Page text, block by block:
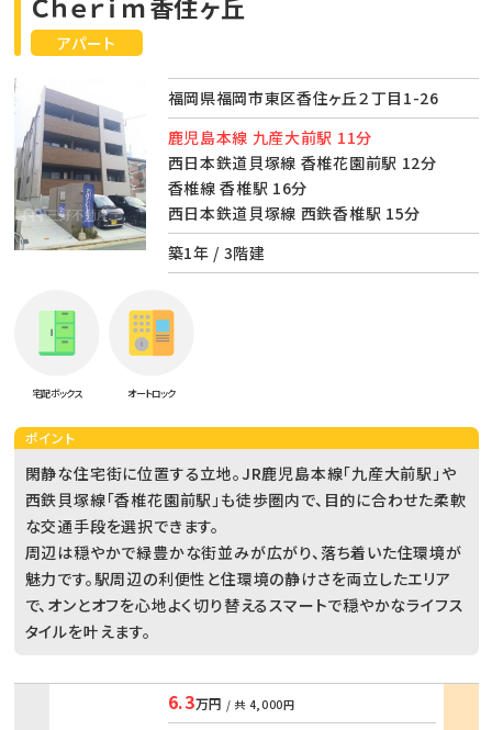
アパート
福岡県福岡市東区香住ヶ丘２丁目1-26
鹿児島本線 九産大前駅 11分
西日本鉄道貝塚線 香椎花園前駅 12分
香椎線 香椎駅 16分
西日本鉄道貝塚線 西鉄香椎駅 15分
築1年 / 3階建
宅配ボックス オートロック
ポイント
閑静な住宅街に位置する立地。JR鹿児島本線「九産大前駅」や
西鉄貝塚線「香椎花園前駅」も徒歩圏内で、目的に合わせた柔軟
な交通手段を選択できます。
周辺は穏やかで緑豊かな街並みが広がり、落ち着いた住環境が
魅力です。駅周辺の利便性と住環境の静けさを両立したエリア
で、オンとオフを心地よく切り替えるスマートで穏やかなライフス
タイルを叶えます。
6.3万円 / 共 4,000円